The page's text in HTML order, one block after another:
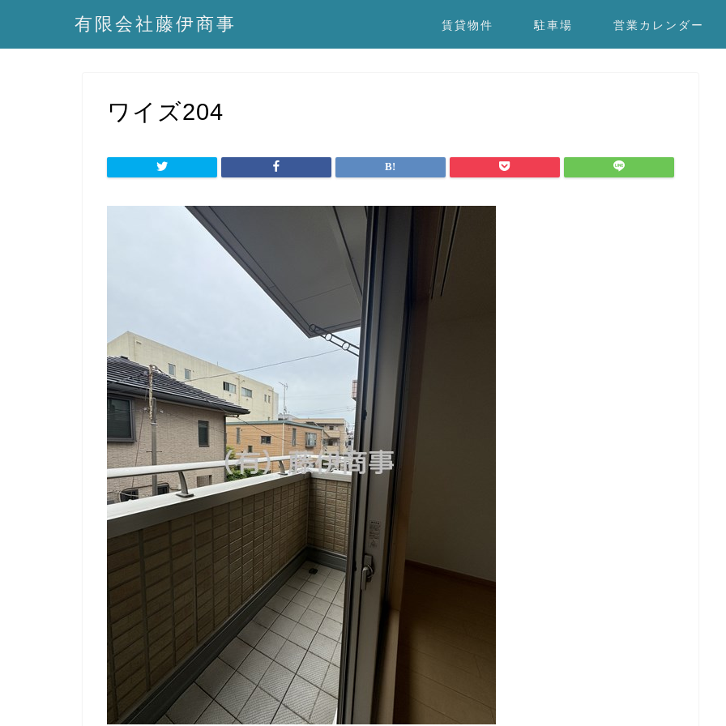
有限会社藤伊商事 賃貸物件 駐車場 営業カレンダー
ワイズ204